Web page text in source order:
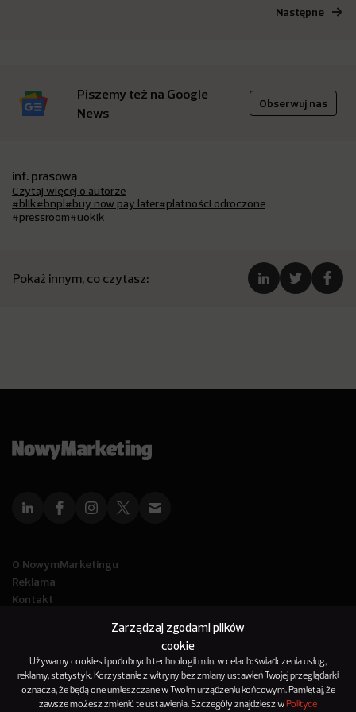
Zarządzaj zgodami plików
cookie
Używamy cookies i podobnych technologii m.in. w celach: świadczenia usług,
reklamy, statystyk. Korzystanie z witryny bez zmiany ustawień Twojej przeglądarki
oznacza, że będą one umieszczane w Twoim urządzeniu końcowym. Pamiętaj, że
zawsze możesz zmienić te ustawienia. Szczegóły znajdziesz w Polityce
Następne
Piszemy też na Google
News
Obserwuj nas
inf. prasowa
Czytaj więcej o autorze
#blik#bnpl#buy now pay later#płatności odroczone
#pressroom#uokik
Pokaż innym, co czytasz:
O NowymMarketingu
Reklama
Kontakt
© 2012-2025